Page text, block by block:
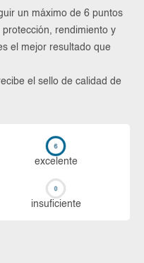
un máximo de 6 puntos
rendimiento y
el mejor resultado que
el sello de calidad de
ex­ce­len­te
in­su­fi­cien­te